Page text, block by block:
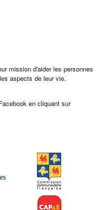
mission d'aider les personnes
aspects de leur vie.
en cliquant sur